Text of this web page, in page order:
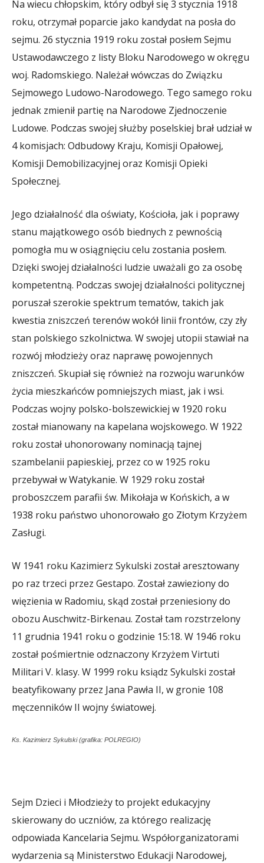
Na wiecu chłopskim, który odbył się 3 stycznia 1918
roku, otrzymał poparcie jako kandydat na posła do
sejmu. 26 stycznia 1919 roku został posłem Sejmu
Ustawodawczego z listy Bloku Narodowego w okręgu
woj. Radomskiego. Należał wówczas do Związku
Sejmowego Ludowo-Narodowego. Tego samego roku
jednak zmienił partię na Narodowe Zjednoczenie
Ludowe. Podczas swojej służby poselskiej brał udział w
4 komisjach: Odbudowy Kraju, Komisji Opałowej,
Komisji Demobilizacyjnej oraz Komisji Opieki
Społecznej.
Jego działalność dla oświaty, Kościoła, jak i poprawy
stanu majątkowego osób biednych z pewnością
pomogła mu w osiągnięciu celu zostania posłem.
Dzięki swojej działalności ludzie uważali go za osobę
kompetentną. Podczas swojej działalności politycznej
poruszał szerokie spektrum tematów, takich jak
kwestia zniszczeń terenów wokół linii frontów, czy zły
stan polskiego szkolnictwa. W swojej utopii stawiał na
rozwój młodzieży oraz naprawę powojennych
zniszczeń. Skupiał się również na rozwoju warunków
życia mieszkańców pomniejszych miast, jak i wsi.
Podczas wojny polsko-bolszewickiej w 1920 roku
został mianowany na kapelana wojskowego. W 1922
roku został uhonorowany nominacją tajnej
szambelanii papieskiej, przez co w 1925 roku
przebywał w Watykanie. W 1929 roku został
proboszczem parafii św. Mikołaja w Końskich, a w
1938 roku państwo uhonorowało go Złotym Krzyżem
Zasługi.
W 1941 roku Kazimierz Sykulski został aresztowany
po raz trzeci przez Gestapo. Został zawieziony do
więzienia w Radomiu, skąd został przeniesiony do
obozu Auschwitz-Birkenau. Został tam rozstrzelony
11 grudnia 1941 roku o godzinie 15:18. W 1946 roku
został pośmiertnie odznaczony Krzyżem Virtuti
Militari V. klasy. W 1999 roku ksiądz Sykulski został
beatyfikowany przez Jana Pawła II, w gronie 108
męczenników II wojny światowej.
Ks. Kazimierz Sykulski (grafika: POLREGIO)
Sejm Dzieci i Młodzieży to projekt edukacyjny
skierowany do uczniów, za którego realizację
odpowiada Kancelaria Sejmu. Współorganizatorami
wydarzenia są Ministerstwo Edukacji Narodowej,